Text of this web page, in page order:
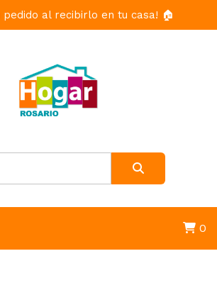
pedido al recibirlo en tu casa! 🏠
0